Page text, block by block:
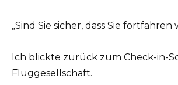
„Sind Sie sicher, dass Sie fortfahren
Ich blickte zurück zum Check-in-
Fluggesellschaft.